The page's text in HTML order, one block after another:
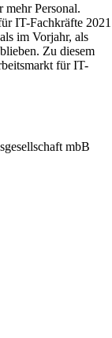
Personal.
IT-Fachkräfte 2021
im Vorjahr, als
Zu diesem
für IT-
mbB